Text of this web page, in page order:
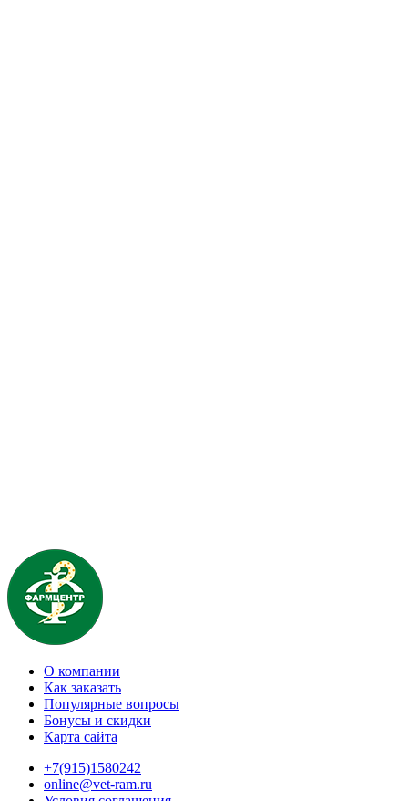
О компании
Как заказать
Популярные вопросы
Бонусы и скидки
Карта сайта
+7(915)1580242
online@vet-ram.ru